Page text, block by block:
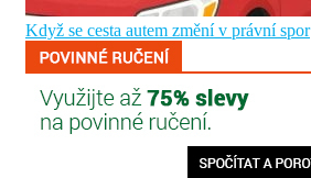
Když se cesta autem změní v právní spor